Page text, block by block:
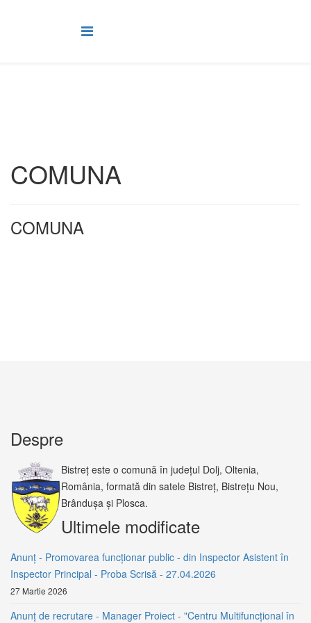
COMUNA
COMUNA
Despre
Bistreț este o comună în județul Dolj, Oltenia,
România, formată din satele Bistreț, Bistrețu Nou,
Brândușa și Plosca.
Ultimele modificate
Anunț - Promovarea funcționar public - din Inspector Asistent în
Inspector Principal - Proba Scrisă - 27.04.2026
27 Martie 2026
Anunț de recrutare - Manager Proiect - "Centru Multifuncțional în